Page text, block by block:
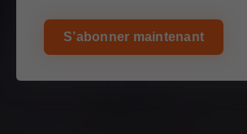
S’abonner maintenant